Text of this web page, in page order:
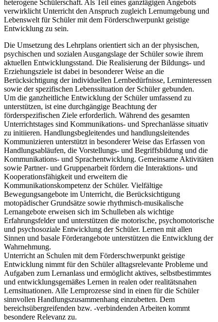
heterogene Schülerschaft. Als Teil eines ganztägigen Angebots
verwirklicht Unterricht den Anspruch zugleich Lernumgebung und
Lebenswelt für Schüler mit dem Förderschwerpunkt geistige
Entwicklung zu sein.
Die Umsetzung des Lehrplans orientiert sich an der physischen,
psychischen und sozialen Ausgangslage der Schüler sowie ihrem
aktuellen Entwicklungsstand. Die Realisierung der Bildungs- und
Erziehungsziele ist dabei in besonderer Weise an die
Berücksichtigung der individuellen Lernbedürfnisse, Lerninteressen
sowie der spezifischen Lebenssituation der Schüler gebunden.
Um die ganzheitliche Entwicklung der Schüler umfassend zu
unterstützen, ist eine durchgängige Beachtung der
förderspezifischen Ziele erforderlich. Während des gesamten
Unterrichtstages sind Kommunikations- und Sprechanlässe situativ
zu initiieren. Handlungsbegleitendes und handlungsleitendes
Kommunizieren unterstützt in besonderer Weise das Erfassen von
Handlungsabläufen, die Vorstellungs- und Begriffsbildung und die
Kommunikations- und Sprachentwicklung. Gemeinsame Aktivitäten
sowie Partner- und Gruppenarbeit fördern die Interaktions- und
Kooperationsfähigkeit und erweitern die
Kommunikationskompetenz der Schüler. Vielfältige
Bewegungsangebote im Unterricht, die Berücksichtigung
motopädischer Grundsätze sowie rhythmisch-musikalische
Lernangebote erweisen sich im Schulleben als wichtige
Erfahrungsfelder und unterstützen die motorische, psychomotorische
und psychosoziale Entwicklung der Schüler. Lernen mit allen
Sinnen und basale Förderangebote unterstützen die Entwicklung der
Wahrnehmung.
Unterricht an Schulen mit dem Förderschwerpunkt geistige
Entwicklung nimmt für den Schüler alltagsrelevante Probleme und
Aufgaben zum Lernanlass und ermöglicht aktives, selbstbestimmtes
und entwicklungsgemäßes Lernen in realen oder realitätsnahen
Lernsituationen. Alle Lernprozesse sind in einen für die Schüler
sinnvollen Handlungszusammenhang einzubetten. Dem
bereichsübergreifenden bzw. -verbindenden Arbeiten kommt
besondere Relevanz zu.